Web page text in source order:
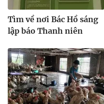
Tìm về nơi Bác Hồ sáng
lập báo Thanh niên